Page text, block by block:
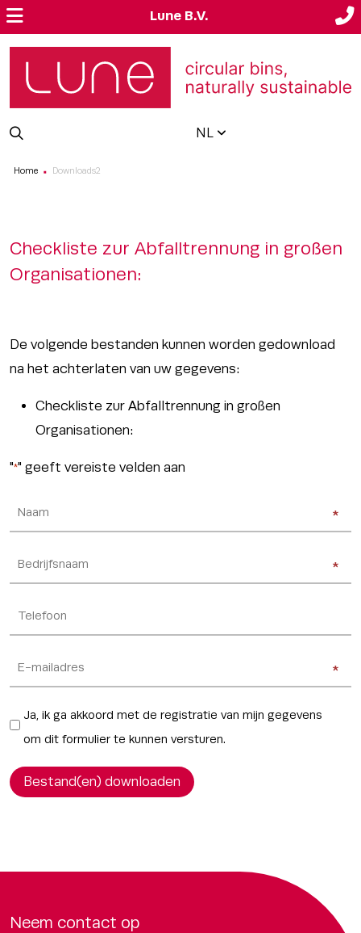
Lune B.V.
NL
Home ■ Downloads2
Checkliste zur Abfalltrennung in großen
Organisationen:
De volgende bestanden kunnen worden gedownload
na het achterlaten van uw gegevens:
Checkliste zur Abfalltrennung in großen
Organisationen:
"*" geeft vereiste velden aan
Naam
*
*
Bedrijfsnaam
*
*
Telefoon
E-
mailadres*
*
*
Ja, ik ga akkoord met de registratie van mijn gegevens
om dit formulier te kunnen versturen.
Bestand(en) downloaden
Neem contact op